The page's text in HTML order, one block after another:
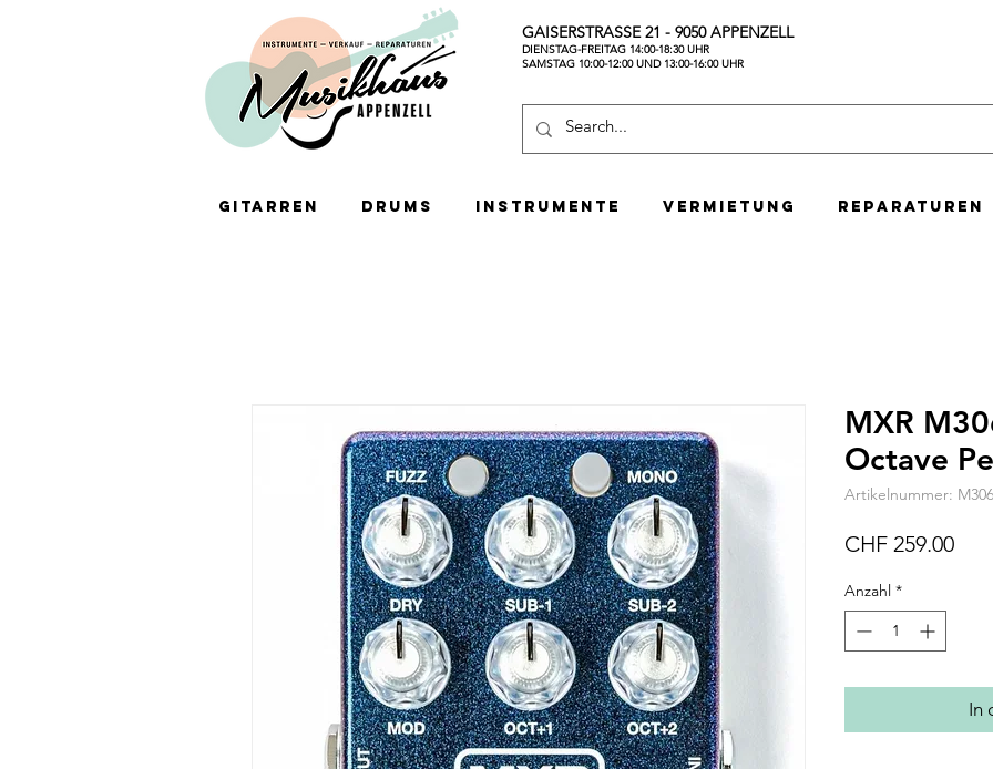
GAISERSTRASSE 21 - 9050 APPENZELL
DIENSTAG-FREITAG 14:00-18:30 UHR
SAMSTAG 10:00-12:00 UND 13:00-16:00 UHR
Gitarren Drums Instrumente Vermietung Reparaturen
MXR
Octave
Artikelnummer:
CHF 259.00Preis
Anzahl *
In